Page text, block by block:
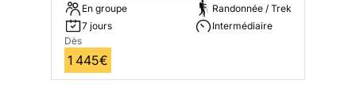
En groupe
7 jours
Randonnée / Trek
Intermédiaire
Dès
1 445€